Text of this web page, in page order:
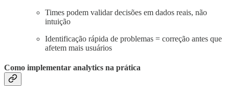
Times podem validar decisões em dados reais, não
intuição
Identificação rápida de problemas = correção antes que
afetem mais usuários
Como implementar analytics na prática